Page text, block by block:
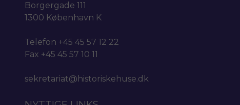
Borgergade 111
1300 København K
Telefon +45 45 57 12 22
Fax +45 45 57 10 11
sekretariat@historiskehuse.dk